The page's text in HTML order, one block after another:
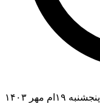
پنجشنبه ۱۹ام مهر ۱۴۰۳